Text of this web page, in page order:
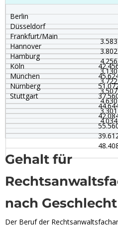
Berlin
Düsseldorf
Frankfurt/Main
Hannover
Hamburg
Köln
München
Nürnberg
Stuttgart
Gehalt für
nach Geschlecht
Der Beruf der